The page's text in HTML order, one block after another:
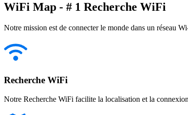
WiFi Map - # 1 Recherche WiFi
Notre mission est de connecter le monde dans un réseau
Recherche WiFi
Notre Recherche WiFi facilite la localisation et la